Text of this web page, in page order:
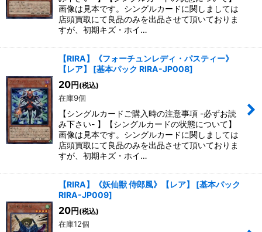
画像は見本です。シングルカードに関しましては
店頭買取にて良品のみを出品させて頂いておりま
すが、初期キズ・ホイ…
【RIRA】《フォーチュンレディ・パスティー》
【レア】
[基本パック RIRA-JP008]
20円 (税込)
在庫9個
【シングルカードご購入時の注意事項 -必ずお読
み下さい- 】【シングルカードの状態について】
画像は見本です。シングルカードに関しましては
店頭買取にて良品のみを出品させて頂いておりま
すが、初期キズ・ホイ…
【RIRA】《妖仙獣 侍郎風》【レア】 [基本パック
RIRA-JP009]
20円 (税込)
在庫12個